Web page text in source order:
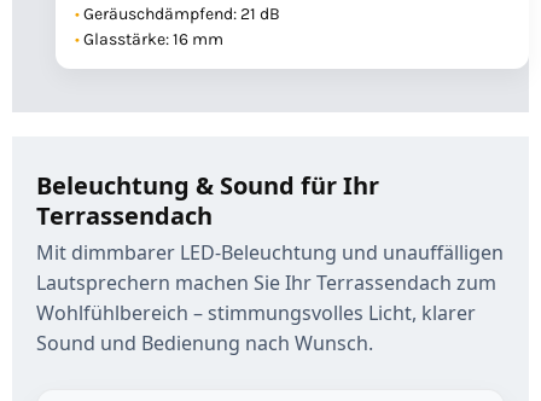
Geräuschdämpfend: 21 dB
Glasstärke: 16 mm
Beleuchtung & Sound für Ihr
Terrassendach
Mit dimmbarer LED-Beleuchtung und unauffälligen
Lautsprechern machen Sie Ihr Terrassendach zum
Wohlfühlbereich – stimmungsvolles Licht, klarer
Sound und Bedienung nach Wunsch.